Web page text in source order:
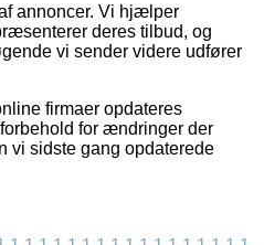
annoncer. Vi hjælper
deres tilbud, og
vi sender videre udfører
firmaer opdateres
for ændringer der
vi sidste gang opdaterede